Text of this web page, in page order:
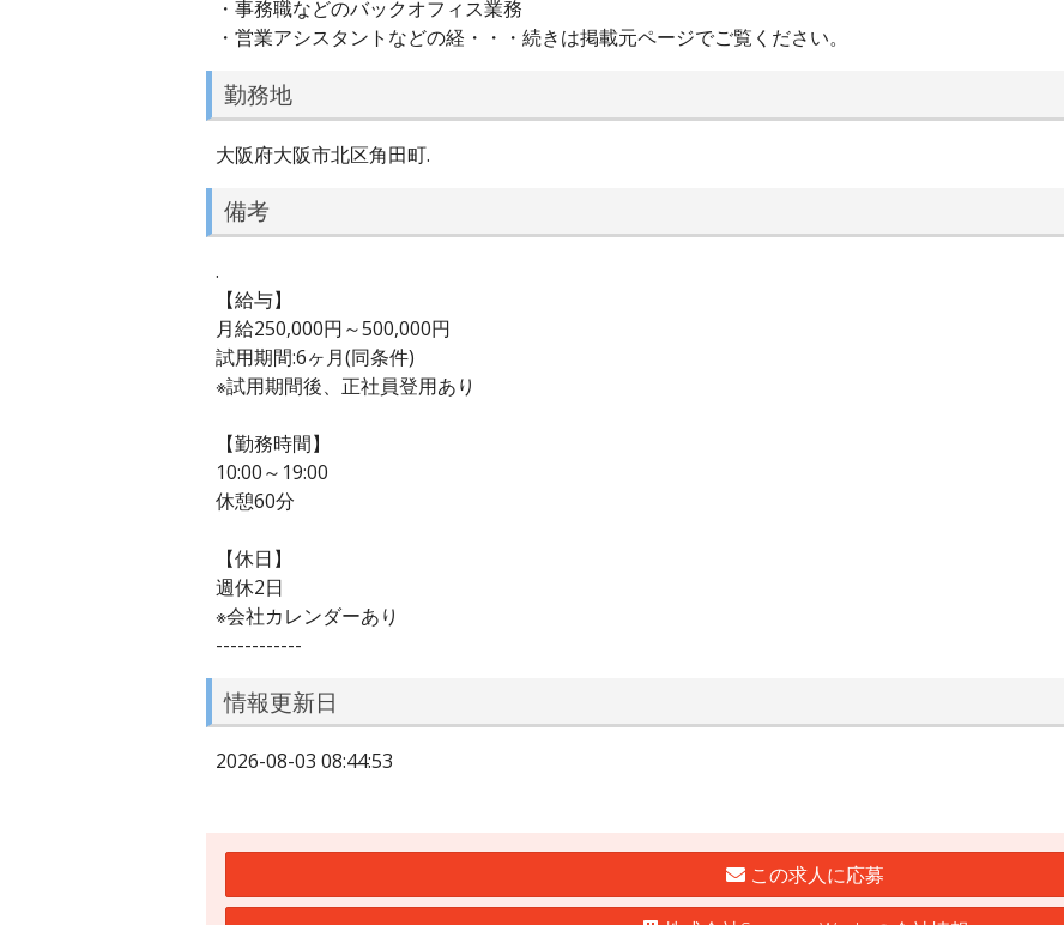
・事務職などのバックオフィス業務
・営業アシスタントなどの経・・・続きは掲載元ページでご覧ください。
勤務地
大阪府大阪市北区角田町.
備考
.
【給与】
月給250,000円～500,000円
試用期間:6ヶ月(同条件)
※試用期間後、正社員登用あり
【勤務時間】
10:00～19:00
休憩60分
【休日】
週休2日
※会社カレンダーあり
------------
情報更新日
2026-08-03 08:44:53
この求人に応募